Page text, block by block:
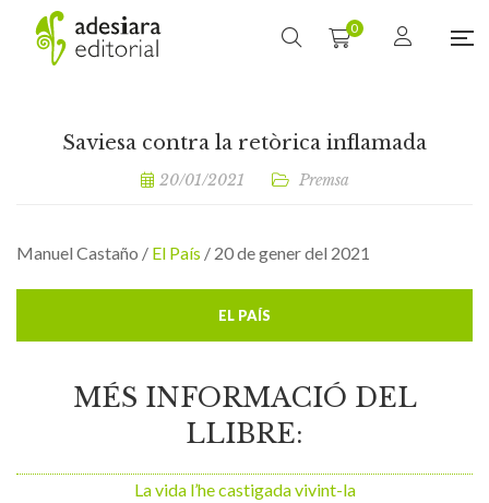
0
Saviesa contra la retòrica inflamada
20/01/2021 Premsa
Manuel Castaño / El País / 20 de gener del 2021
EL PAÍS
MÉS INFORMACIÓ DEL
LLIBRE:
La vida l’he castigada vivint-la